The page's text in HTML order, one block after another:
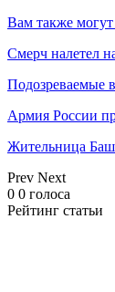
Вам также могут
Смерч налетел
Подозреваемые
Армия России
Жительница
Prev Next
0 0 голоса
Рейтинг статьи